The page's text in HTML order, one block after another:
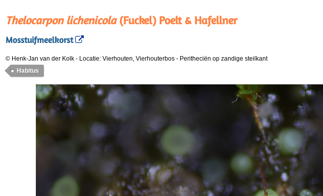
Thelocarpon lichenicola(Fuckel) Poelt & Hafellner
Mosstuifmeelkorst
© Henk-Jan van der Kolk - Locatie: Vierhouten, Vierhouterbos - Peritheciën op zandige steilkant
Habitus